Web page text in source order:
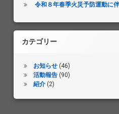
令和８年春季火災予防運動に
カテゴリー
お知らせ (46)
活動報告 (90)
紹介 (2)